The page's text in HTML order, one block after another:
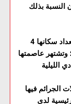
50.000 فقط، فإن النسبة بذلك
هي إحدى دول وسط أميركا الجنوبية، ويبلغ تعداد سكانها 4
وتشتهر عاصمتها
الليلية
الجرائم فيها
لدى